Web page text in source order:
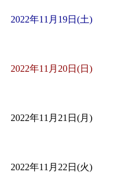
2022年11月19日(土)
2022年11月20日(日)
2022年11月21日(月)
2022年11月22日(火)